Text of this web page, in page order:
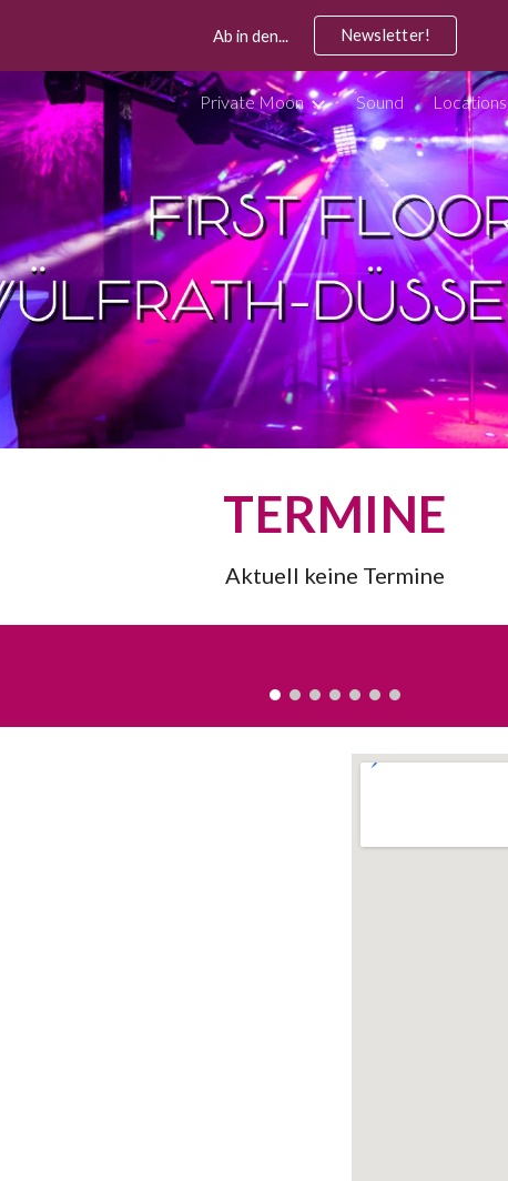
Skip to main contentAb in den... Newsletter!
Private Moon Sound Locations
TERMINE
Aktuell keine Termine